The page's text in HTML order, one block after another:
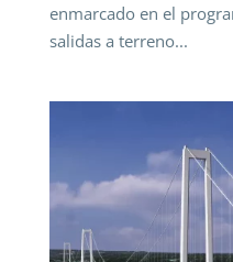
enmarcado en el
salidas a terreno...